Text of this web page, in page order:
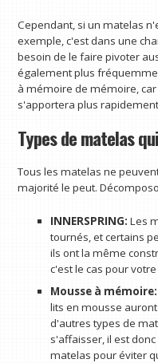
Cependant, si un matelas
exemple, c'est dans une
besoin de le faire pivoter
également plus
à mémoire de mémoire,
s'apportera plus
Types de matelas
Tous les matelas ne
majorité le peut.
INNERSPRING: Les
tournés, et certains
ils ont la même
c'est le cas pour
Mousse à mémoire:
lits en mousse
d'autres types de
s'affaisser, il est
matelas pour éviter